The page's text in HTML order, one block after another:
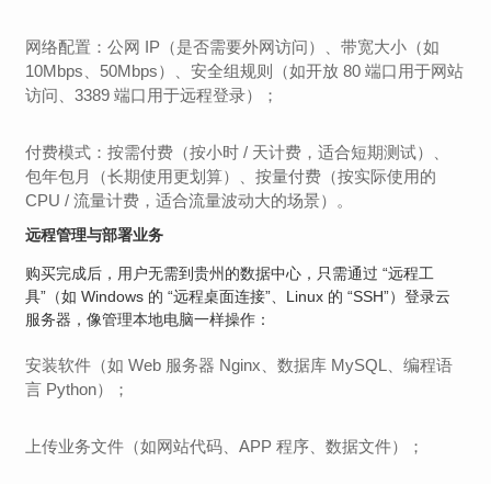
网络配置：公网 IP（是否需要外网访问）、带宽大小（如
10Mbps、50Mbps）、安全组规则（如开放 80 端口用于网站
访问、3389 端口用于远程登录）；
付费模式：按需付费（按小时 / 天计费，适合短期测试）、
包年包月（长期使用更划算）、按量付费（按实际使用的
CPU / 流量计费，适合流量波动大的场景）。
远程管理与部署业务
购买完成后，用户无需到贵州的数据中心，只需通过 “远程工
具”（如 Windows 的 “远程桌面连接”、Linux 的 “SSH”）登录云
服务器，像管理本地电脑一样操作：
安装软件（如 Web 服务器 Nginx、数据库 MySQL、编程语
言 Python）；
上传业务文件（如网站代码、APP 程序、数据文件）；